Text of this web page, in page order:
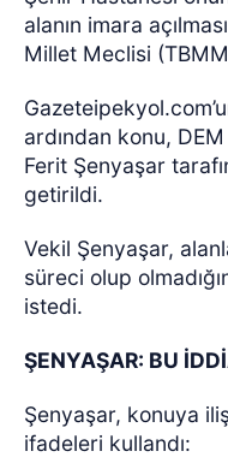
alanın imara
Millet Meclisi
ardından konu,
Ferit Şenyaşar
getirildi.
Vekil Şenyaşar,
süreci olup
istedi.
ŞENYAŞAR: BU
Şenyaşar, konuya
ifadeleri kullandı: